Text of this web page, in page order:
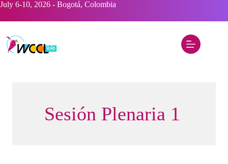
Saltar
contenido
July 6-10, 2026 - Bogotá, Colombia
Sesión Plenaria 1